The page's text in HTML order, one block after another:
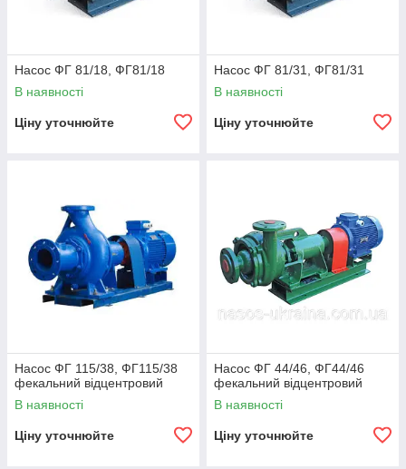
Насос ФГ 81/18, ФГ81/18
В наявності
Ціну уточнюйте
Насос ФГ 81/31, ФГ81/31
В наявності
Ціну уточнюйте
Насос ФГ 115/38, ФГ115/38
фекальний відцентровий
В наявності
Ціну уточнюйте
Насос ФГ 44/46, ФГ44/46
фекальний відцентровий
В наявності
Ціну уточнюйте